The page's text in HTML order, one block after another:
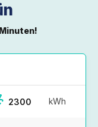
kWh